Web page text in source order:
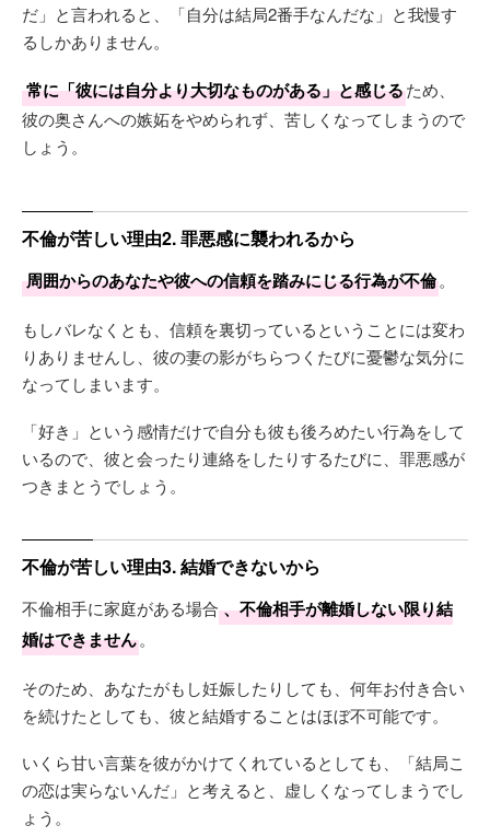
だ」と言われると、「自分は結局2番手なんだな」と我慢す
るしかありません。
常に「彼には自分より大切なものがある」と感じるため、
彼の奥さんへの嫉妬をやめられず、苦しくなってしまうので
しょう。
不倫が苦しい理由2. 罪悪感に襲われるから
周囲からのあなたや彼への信頼を踏みにじる行為が不倫。
もしバレなくとも、信頼を裏切っているということには変わ
りありませんし、彼の妻の影がちらつくたびに憂鬱な気分に
なってしまいます。
「好き」という感情だけで自分も彼も後ろめたい行為をして
いるので、彼と会ったり連絡をしたりするたびに、罪悪感が
つきまとうでしょう。
不倫が苦しい理由3. 結婚できないから
不倫相手に家庭がある場合 、不倫相手が離婚しない限り結
婚はできません。
そのため、あなたがもし妊娠したりしても、何年お付き合い
を続けたとしても、彼と結婚することはほぼ不可能です。
いくら甘い言葉を彼がかけてくれているとしても、「結局こ
の恋は実らないんだ」と考えると、虚しくなってしまうでし
ょう。